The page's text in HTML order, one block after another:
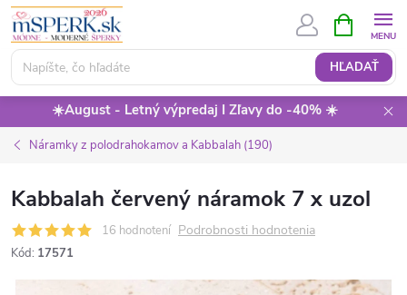
Prejsť
obsah
HĽADAŤ
KOŠÍK
☀️August - Letný výpredaj I Zľavy do -40% ☀️
Náramky z polodrahokamov a Kabbalah (190)
Kabbalah červený náramok 7 x uzol
16 hodnotení Podrobnosti hodnotenia
Kód: 17571